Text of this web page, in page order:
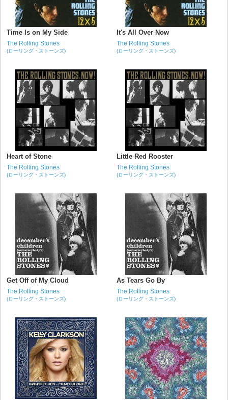
Time Is on My Side
The Rolling Stones
(ローリング・ストーンズ)
It's All Over Now
The Rolling Stones
(ローリング・ストーンズ)
Heart of Stone
The Rolling Stones
(ローリング・ストーンズ)
Little Red Rooster
The Rolling Stones
(ローリング・ストーンズ)
Get Off of My Cloud
The Rolling Stones
(ローリング・ストーンズ)
As Tears Go By
The Rolling Stones
(ローリング・ストーンズ)